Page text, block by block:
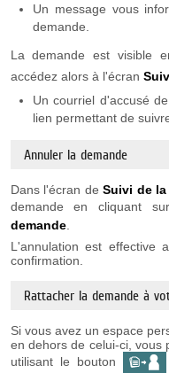
Un message vous
demande.
La demande est visible
accédez alors à l'écran
Un courriel d'accusé
lien permettant de
Annuler la demande
Dans l'écran deSuivi de
demande en cliquant
demande.
L'annulation est effective
confirmation.
Rattacher la demande à
Si vous avez un espace
en dehors de celui-ci, vous
utilisant le bouton